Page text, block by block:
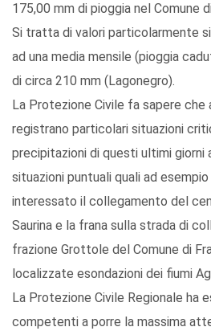
175,00 mm di pioggia nel Comune
Si tratta di valori particolarmente
ad una media mensile (pioggia
di circa 210 mm (Lagonegro).
La Protezione Civile fa sapere che
registrano particolari situazioni
precipitazioni di questi ultimi giorni
situazioni puntuali quali ad
interessato il collegamento del
Saurina e la frana sulla strada di
frazione Grottole del Comune di
localizzate esondazioni dei fiumi
La Protezione Civile Regionale ha
competenti a porre la massima